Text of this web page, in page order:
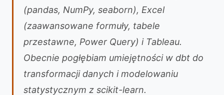
(pandas, NumPy, seaborn), Excel
(zaawansowane formuły, tabele
przestawne, Power Query) i Tableau.
Obecnie pogłębiam umiejętności w dbt do
transformacji danych i modelowaniu
statystycznym z scikit-learn.